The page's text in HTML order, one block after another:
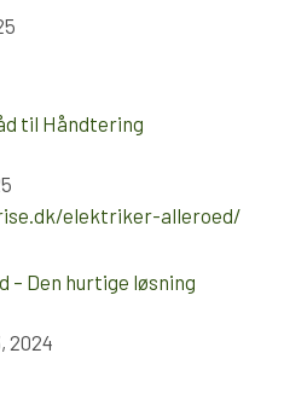
til Håndtering
Den hurtige løsning
2024